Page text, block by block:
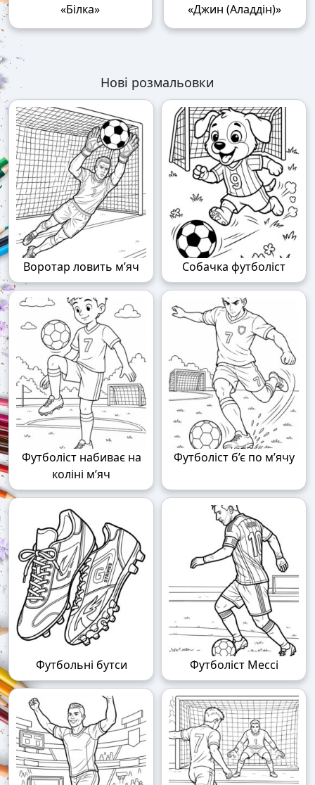
«Білка»
«Джин (Аладдін)»
Нові розмальовки
Воротар ловить м’яч Собачка футболіст
Футболіст набиває на
коліні м’яч
Футболіст б’є по м’ячу
Футбольні бутси Футболіст Мессі